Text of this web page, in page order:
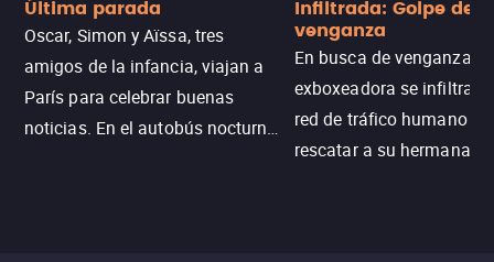
Última parada
Oscar, Simon y Aïssa, tres
amigos de la infancia, viajan a
París para celebrar buenas
noticias. En el autobús nocturno
Infiltrada: Golpe de
venganza
En busca de venganza,
exboxeadora se infiltra
red de tráfico humano
rescatar a su hermana